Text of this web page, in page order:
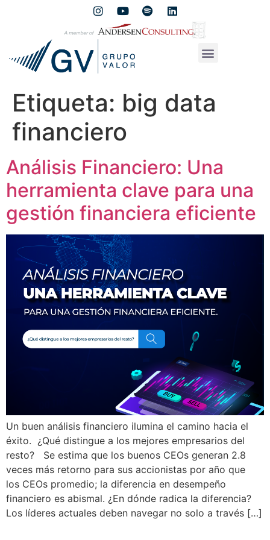
Etiqueta: big data
financiero
Análisis Financiero: Una
herramienta clave para una
gestión financiera eficiente
Un buen análisis financiero ilumina el camino hacia el
éxito. ¿Qué distingue a los mejores empresarios del
resto? Se estima que los buenos CEOs generan 2.8
veces más retorno para sus accionistas por año que
los CEOs promedio; la diferencia en desempeño
financiero es abismal. ¿En dónde radica la diferencia?
Los líderes actuales deben navegar no solo a través […]